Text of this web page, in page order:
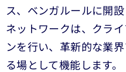
ス、ベンガルールに開
ネットワークは、クラ
ンを行い、革新的な業
る場として機能します。